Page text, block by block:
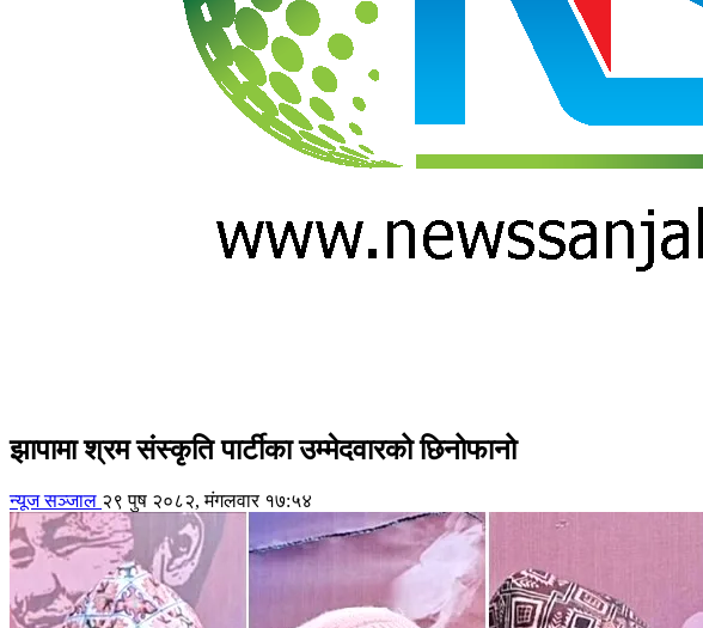
झापामा श्रम संस्कृति पार्टीका उम्मेदवारको छिनोफानो
न्यूज सञ्जाल २९ पुष २०८२, मंगलवार १७:५४